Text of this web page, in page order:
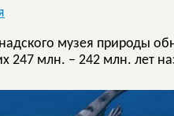
музея природы
247 млн. – 242 млн. лет